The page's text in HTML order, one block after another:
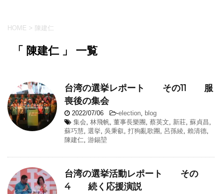
HOME > 陳建仁
「 陳建仁 」 一覧
台湾の選挙レポート その11 服
喪後の集会
2022/07/06 -election, blog
集会, 林飛帆, 董事長樂團 , 蔡英文, 新莊, 蘇貞昌,
蘇巧慧, 選挙, 吳秉叡, 打狗亂歌團 , 呂孫綾, 賴清德,
陳建仁, 游錫堃
台湾の選挙活動レポート その
4 続く応援演説